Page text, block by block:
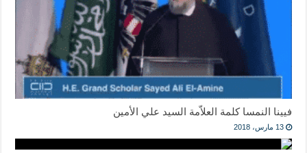
فيينا النمسا كلمة العلاّمة السيد علي الأمين
13 مارس، 2018